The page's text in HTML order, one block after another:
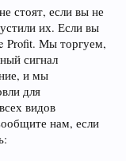
стоят, если вы не
их. Если вы
Profit. Мы торгуем,
сигнал
и мы
для
видов
нам, если